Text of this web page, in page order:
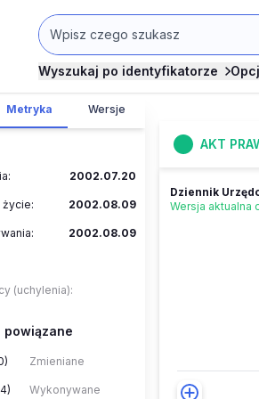
Wyszukaj po identyfikatorze
Metryka Wersje
2002.07.20
życie: 2002.08.09
2002.08.09
(uchylenia):
powiązane
Zmieniane
Wykonywane
AKT
Dziennik
Wersja aktualna